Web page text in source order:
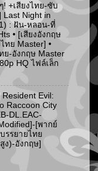
! +เสียงไทย-ซับ
Last Night in
: ฝัน-หลอน-ที่
• [เสียงอังกฤษ
ทย Master] •
ย-อังกฤษ Master
HQ ไฟล์เล็ก
Resident Evil:
Raccoon City
DL.EAC-
[พากย์
รรยายไทย
ง)-อังกฤษ]